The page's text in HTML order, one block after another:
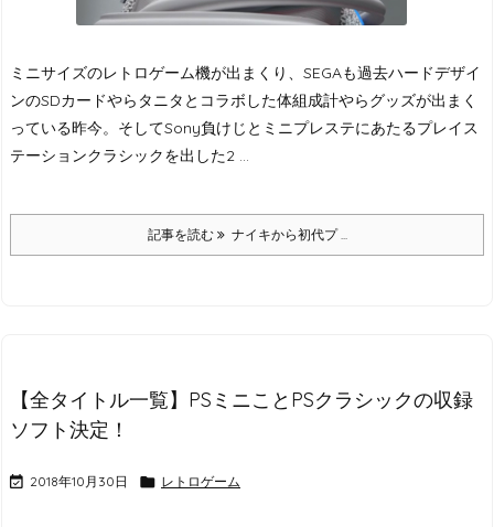
ミニサイズのレトロゲーム機が出まくり、SEGAも過去ハードデザイ
ンのSDカードやらタニタとコラボした体組成計やらグッズが出まく
っている昨今。 そしてSony負けじとミニプレステにあたるプレイス
テーションクラシックを出した2 ...
記事を読む ナイキから初代プ ...
【全タイトル一覧】PSミニことPSクラシックの収録
ソフト決定！
 2018年10月30日  レトロゲーム